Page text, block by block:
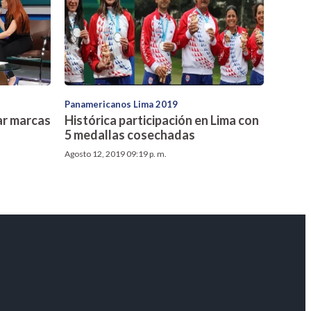
marcas
Panamericanos Lima 2019
Histórica participación en Lima con
5 medallas cosechadas
Agosto 12, 2019 09:19 p. m.